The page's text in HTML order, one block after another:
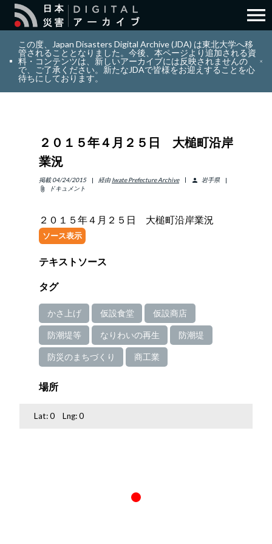
search 検索
layers コレクション
info_outline リソース
アバウト
ENGLISH 日本語
menu
この度、Japan Disasters Digital Archive (JDA) は東北大学へ移
管されることとなりました。今後、本ページより追加される資
料・コンテンツは、新しいアーカイブには反映されませんの
で、ご了承ください。新たなJDAで皆様をお迎えすることを心
待ちにしております。
２０１５年４月２５日 大槌町沿岸
業況
掲載 04/24/2015 経由 Iwate Prefecture Archive person
岩手県
attach_file
ドキュメント
２０１５年４月２５日 大槌町沿岸業況
ソース表示
テキストソース
タグ
かさ上げ 仮設食堂 仮設商店
防潮堤等 なりわいの再生 防潮堤
防災のまちづくり 商工業
場所
Lat:0 Lng:0